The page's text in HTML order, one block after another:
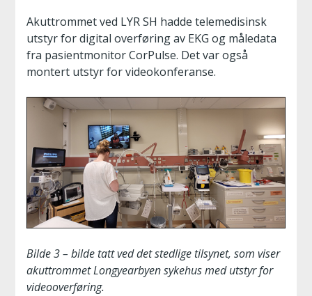
Akuttrommet ved LYR SH hadde telemedisinsk
utstyr for digital overføring av EKG og måledata
fra pasientmonitor CorPulse. Det var også
montert utstyr for videokonferanse.
Bilde 3 – bilde tatt ved det stedlige tilsynet, som viser
akuttrommet Longyearbyen sykehus med utstyr for
videooverføring.